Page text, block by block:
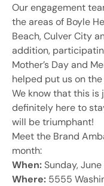
Our engagement
the areas of Boyle
Beach, Culver City
addition,
Mother’s Day and
helped put us on
We know that this is
definitely here to
will be triumphant!
Meet the Brand
month:
When:Sunday,
Where: 5555